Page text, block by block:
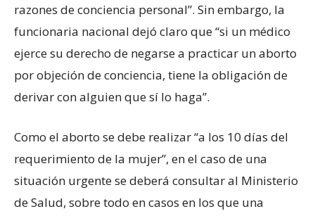
razones de conciencia personal”. Sin embargo, la
funcionaria nacional dejó claro que “si un médico
ejerce su derecho de negarse a practicar un aborto
por objeción de conciencia, tiene la obligación de
derivar con alguien que sí lo haga”.
Como el aborto se debe realizar “a los 10 días del
requerimiento de la mujer”, en el caso de una
situación urgente se deberá consultar al Ministerio
de Salud, sobre todo en casos en los que una